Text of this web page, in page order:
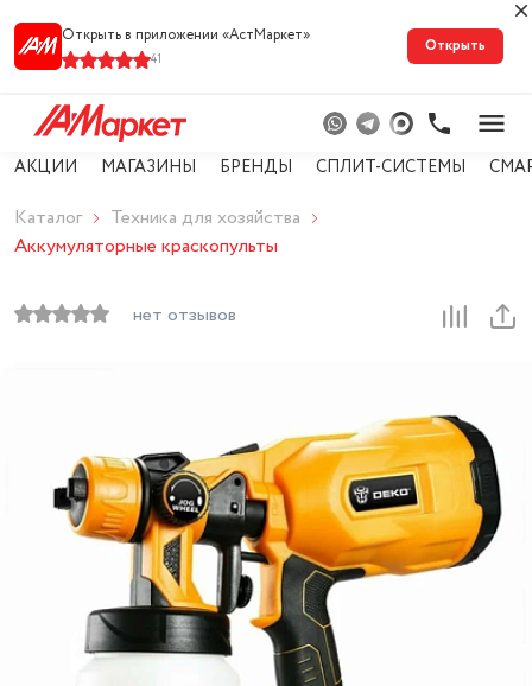
Открыть в приложении «АстМарке‪т‬»
41
Открыть
АКЦИИ МАГАЗИНЫ БРЕНДЫ СПЛИТ-СИСТЕМЫ
Каталог
Техника для хозяйства
Аккумуляторные краскопульты
нет отзывов